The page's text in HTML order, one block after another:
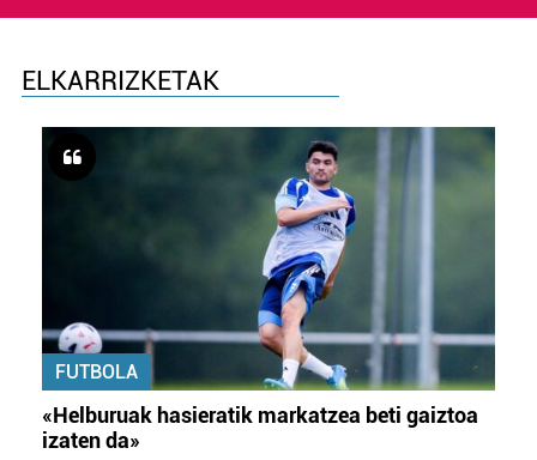
ELKARRIZKETAK
FUTBOLA
«Helburuak hasieratik markatzea beti gaiztoa
izaten da»